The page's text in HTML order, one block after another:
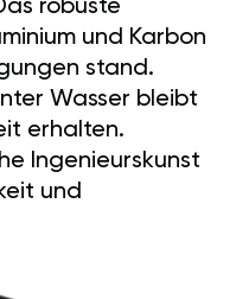
robuste
und Karbon
stand.
Wasser bleibt
erhalten.
Ingenieurskunst
und